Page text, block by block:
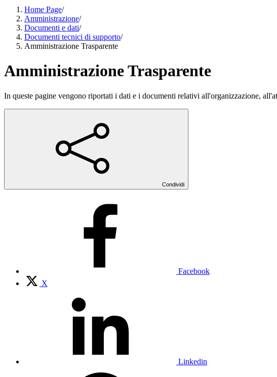
Home Page/
Amministrazione/
Documenti e dati/
Documenti tecnici di supporto/
Amministrazione Trasparente
Amministrazione Trasparente
In queste pagine vengono riportati i dati e i documenti relativi all'organizzazione,
Condividi
Facebook
X
Linkedin